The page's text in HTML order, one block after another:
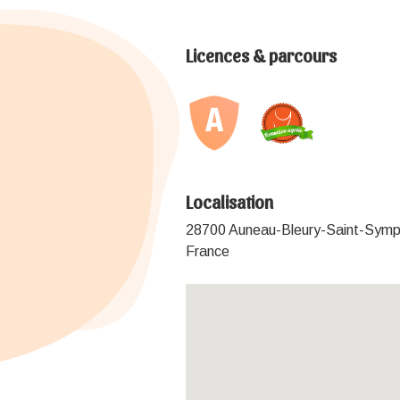
Licences & parcours
Localisation
28700 Auneau-Bleury-Saint-
France